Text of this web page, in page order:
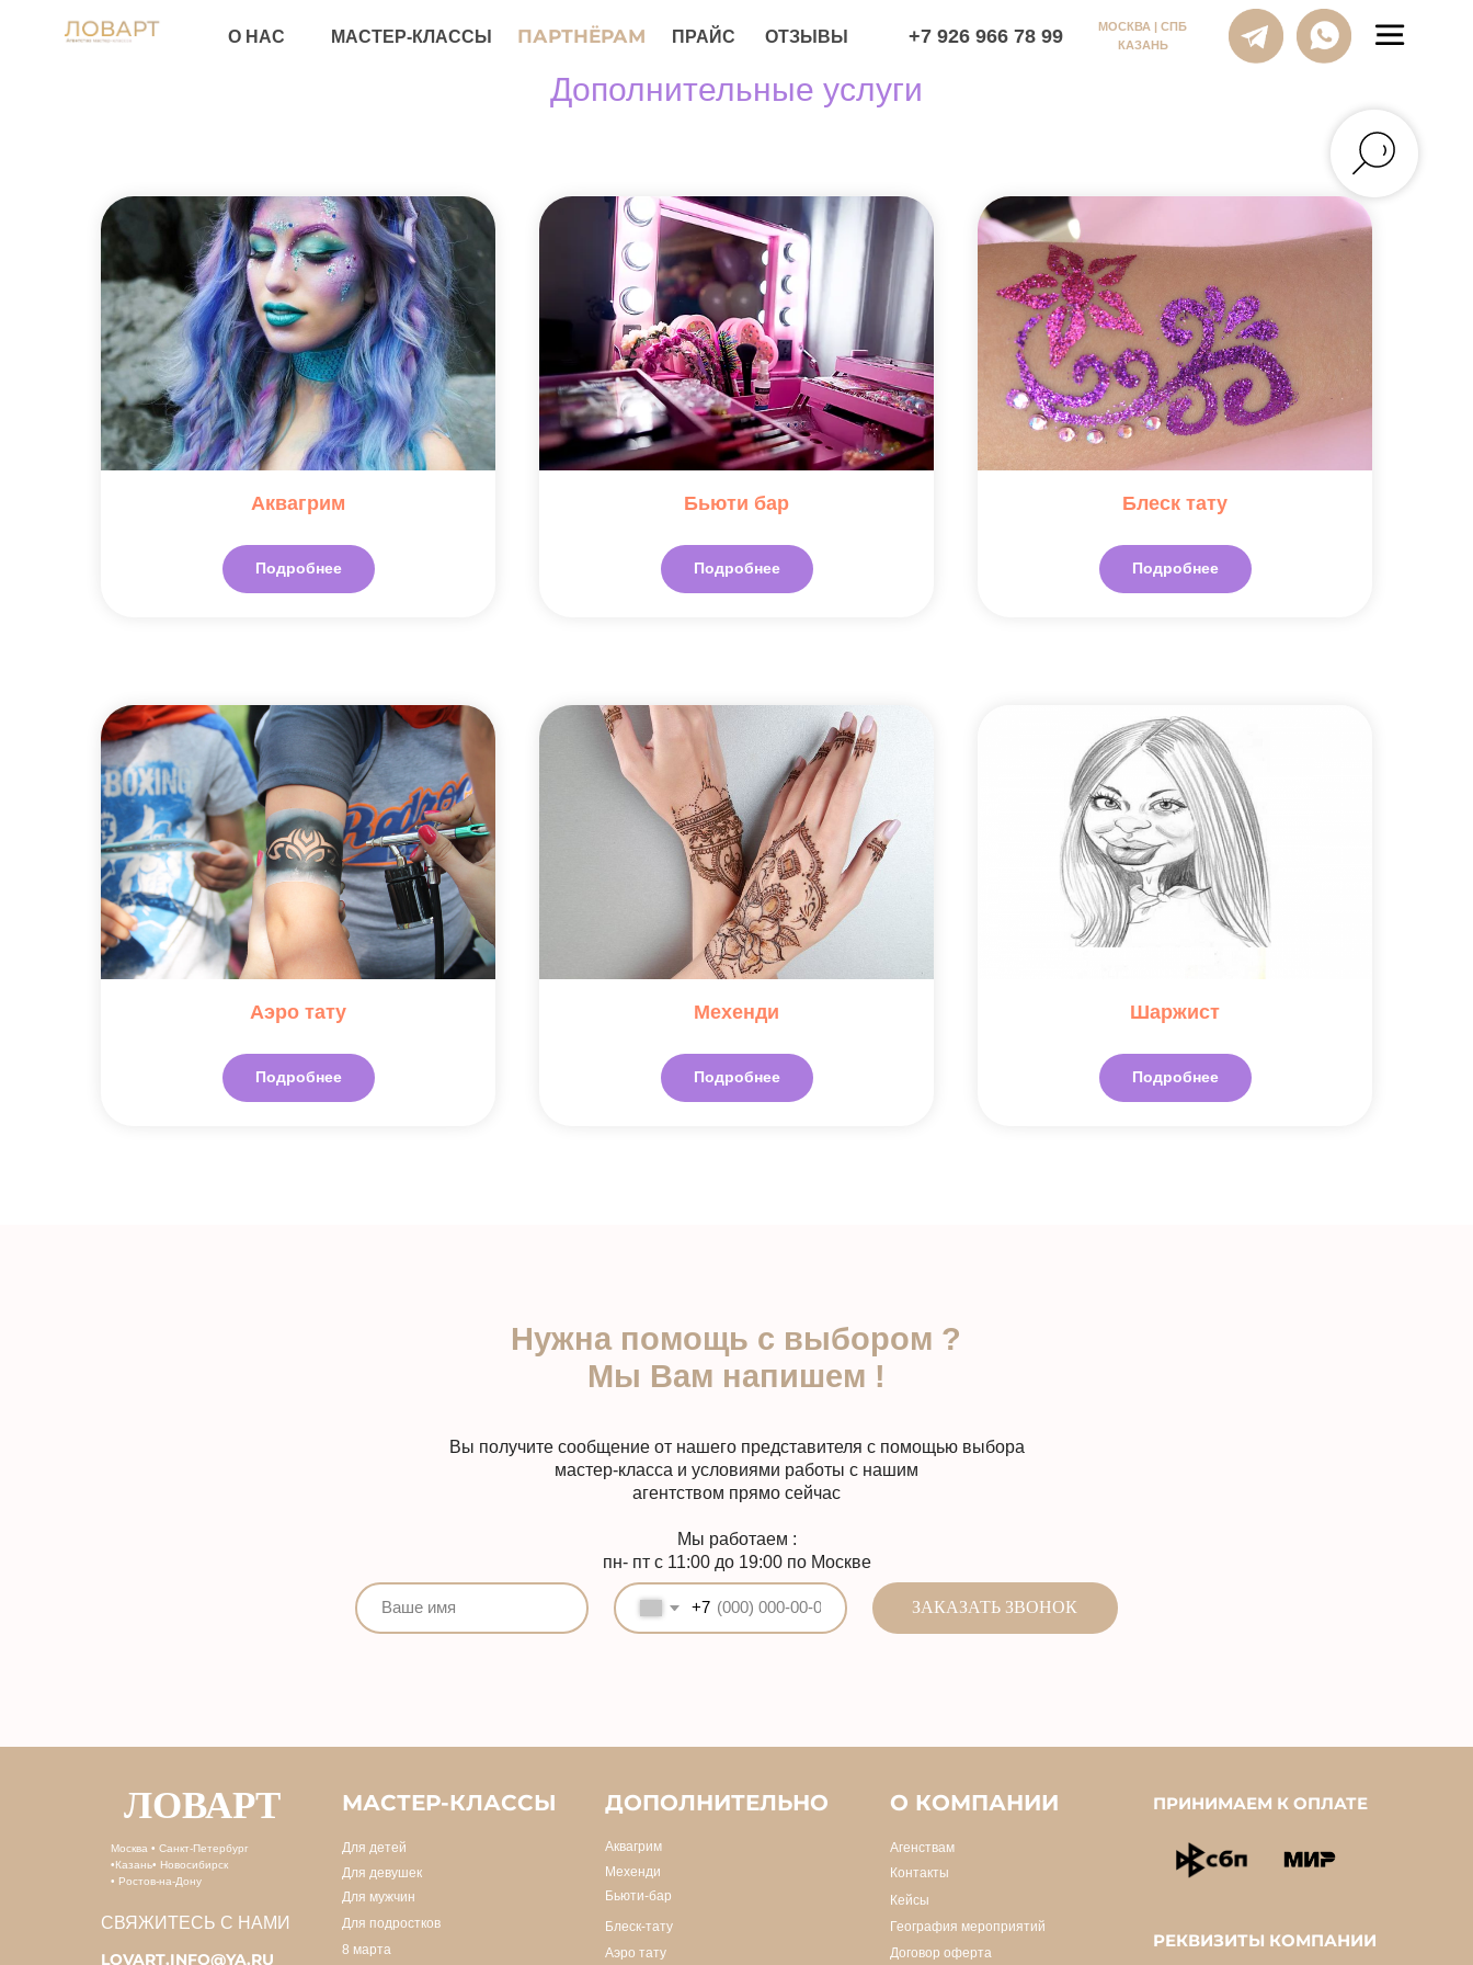
О НАС МАСТЕР-КЛАССЫ ПАРТНЁРАМ ПРАЙС +7 926 966 78 99
ОТЗЫВЫ КАЗАНЬ
Дополнительные услуги
Аквагрим
Подробнее
Бьюти бар
Подробнее
Блеск тату
Подробнее
Аэро тату
Подробнее
Мехенди
Подробнее
Шаржист
Подробнее
агентством прямо сейчас
Мы работаем :
ЛОВАРТ
Москва • Санкт-Петербург
•Казань• Новосибирск
• Ростов-на-Дону
СВЯЖИТЕСЬ С НАМИ
РЕКВИЗИТЫ КОМПАНИИ
ПРИНИМАЕМ К ОПЛАТЕ
О КОМПАНИИ
ДОПОЛНИТЕЛЬНО
МАСТЕР-КЛАССЫ
Договор оферта
География мероприятий
Кейсы
Контакты
Агенствам
Аэро тату
Блеск-тату
Бьюти-бар
Мехенди
Аквагрим
8 марта
Для подростков
Для мужчин
Для девушек
Для детей
LOVART.INFO@YA.RU